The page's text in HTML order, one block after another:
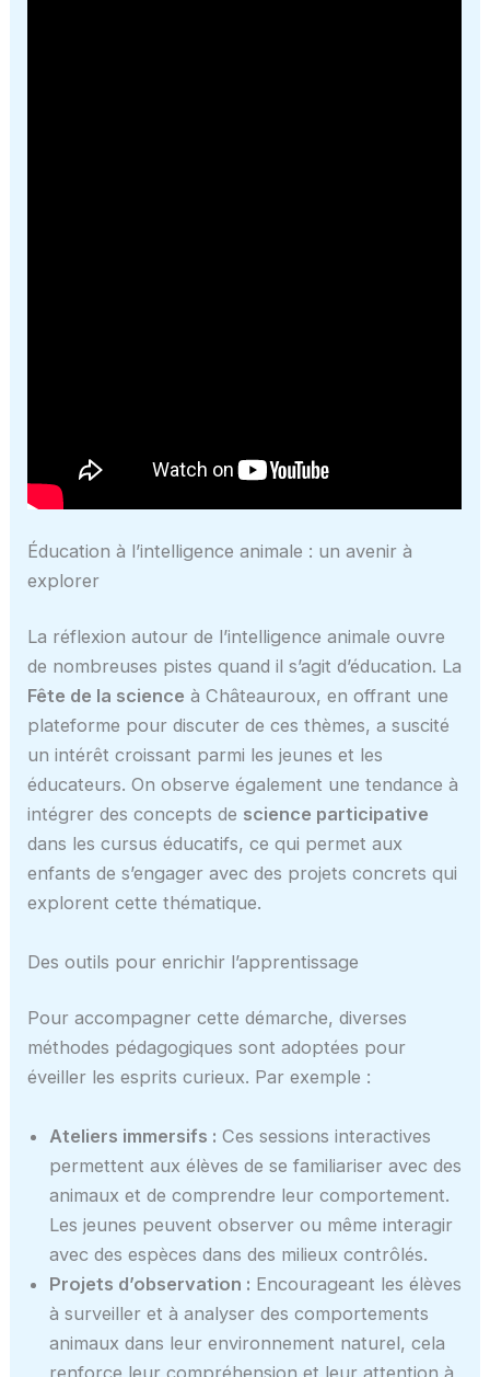
Éducation à l’intelligence animale : un avenir à
explorer
La réflexion autour de l’intelligence animale ouvre
de nombreuses pistes quand il s’agit d’éducation. La
Fête de la science à Châteauroux, en offrant une
plateforme pour discuter de ces thèmes, a suscité
un intérêt croissant parmi les jeunes et les
éducateurs. On observe également une tendance à
intégrer des concepts de science participative
dans les cursus éducatifs, ce qui permet aux
enfants de s’engager avec des projets concrets qui
explorent cette thématique.
Des outils pour enrichir l’apprentissage
Pour accompagner cette démarche, diverses
méthodes pédagogiques sont adoptées pour
éveiller les esprits curieux. Par exemple :
Ateliers immersifs : Ces sessions interactives
permettent aux élèves de se familiariser avec des
animaux et de comprendre leur comportement.
Les jeunes peuvent observer ou même interagir
avec des espèces dans des milieux contrôlés.
Projets d’observation : Encourageant les élèves
à surveiller et à analyser des comportements
animaux dans leur environnement naturel, cela
renforce leur compréhension et leur attention à